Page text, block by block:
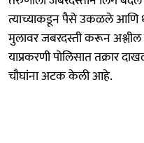
त्याच्याकडून पैसे उकळले आणि
मुलावर जबरदस्ती करून
याप्रकरणी पोलिसात तक्रार
चौघांना अटक केली आहे.